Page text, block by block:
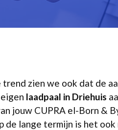
zien we ook dat de
laadpaal in Driehuis
jouw CUPRA el-Born &
de lange termijn is het